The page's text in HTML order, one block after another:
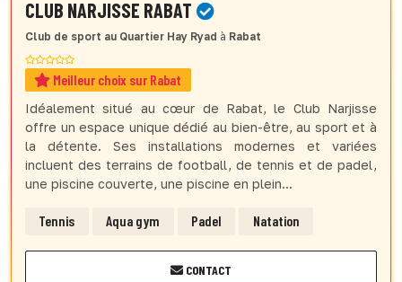
CLUB NARJISSE RABAT
Club de sport au Quartier Hay Ryad à Rabat
Meilleur choix sur Rabat
Idéalement situé au cœur de Rabat, le Club Narjisse
offre un espace unique dédié au bien-être, au sport et à
la détente. Ses installations modernes et variées
incluent des terrains de football, de tennis et de padel,
une piscine couverte, une piscine en plein...
Tennis Aqua gym Padel Natation
CONTACT